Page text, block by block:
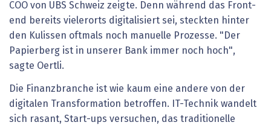
COO von UBS Schweiz zeigte. Denn während das Front-
end bereits vielerorts digitalisiert sei, steckten hinter
den Kulissen oftmals noch manuelle Prozesse. "Der
Papierberg ist in unserer Bank immer noch hoch",
sagte Oertli.
Die Finanzbranche ist wie kaum eine andere von der
digitalen Transformation betroffen. IT-Technik wandelt
sich rasant, Start-ups versuchen, das traditionelle